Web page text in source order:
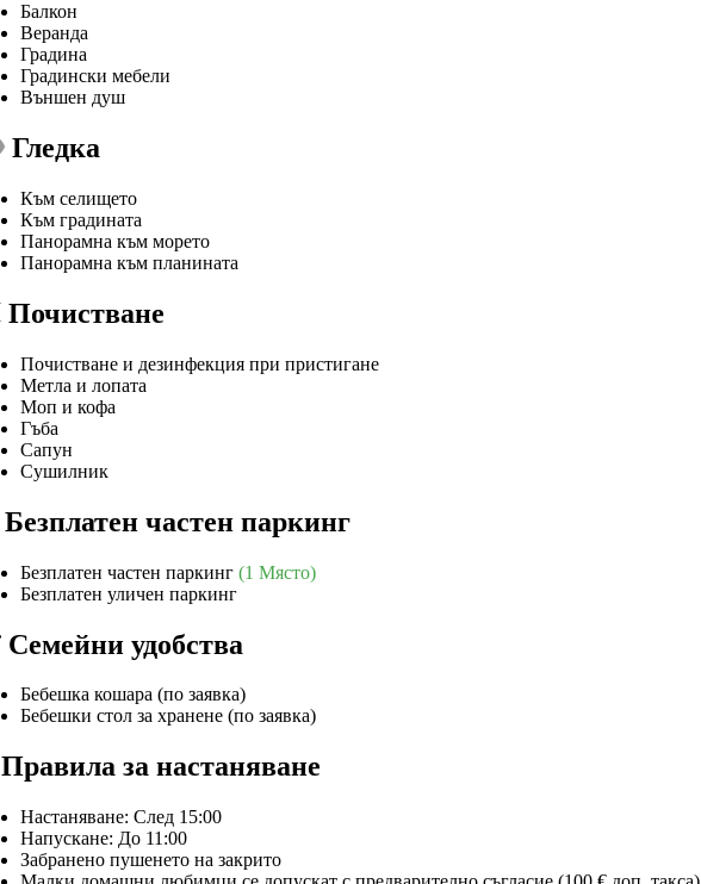
Балкон
Веранда
Градина
Градински мебели
Външен душ
Гледка
Към селището
Към градината
Панорамна към морето
Панорамна към планината
Почистване
Почистване и дезинфекция при пристигане
Метла и лопата
Моп и кофа
Гъба
Сапун
Сушилник
Безплатен частен паркинг
Безплатен частен паркинг (1 Място)
Безплатен уличен паркинг
Семейни удобства
Бебешка кошара (по заявка)
Бебешки стол за хранене (по заявка)
Правила за настаняване
Настаняване: След 15:00
Напускане: До 11:00
Забранено пушенето на закрито